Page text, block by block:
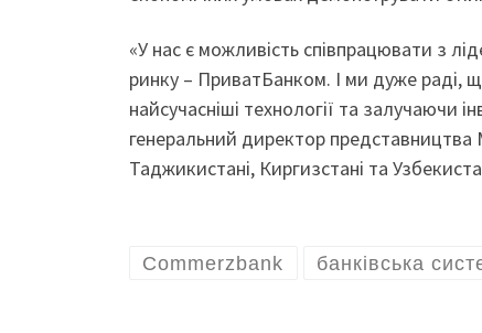
«У нас є можливість співпрацювати з
ринку – ПриватБанком. І ми дуже раді,
найсучасніші технології та залучаючи
генеральний директор представництва
Таджикистані, Киргизстані та
Commerzbank банківська